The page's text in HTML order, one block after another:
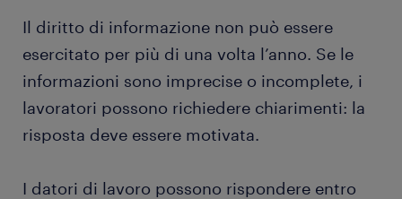
Il diritto di informazione non può essere
esercitato per più di una volta l’anno. Se le
informazioni sono imprecise o incomplete, i
lavoratori possono richiedere chiarimenti: la
risposta deve essere motivata.
I datori di lavoro possono rispondere entro